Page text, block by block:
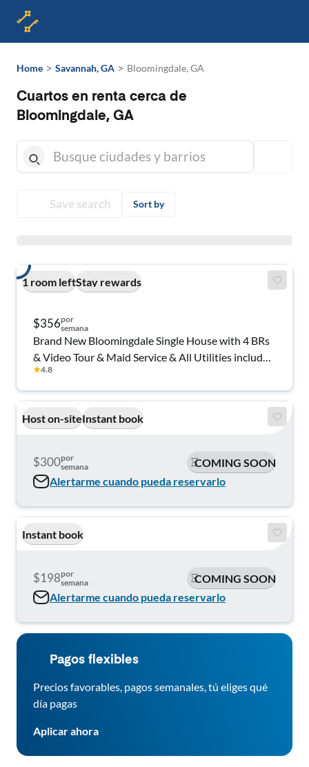
Home > Savannah, GA > Bloomingdale, GA
Cuartos en renta cerca de
Bloomingdale, GA
Save search Sort by
1 room leftStay rewards
$356por
semana
Brand New Bloomingdale Single House with 4 BRs
& Video Tour & Maid Service & All Utilities included
&Fast Internet
★4.8
Host on-siteInstant book
$300por
semana
COMING SOON
Alertarme cuando pueda reservarlo
Instant book
$198por
semana
COMING SOON
Alertarme cuando pueda reservarlo
Pagos flexibles
Precios favorables, pagos semanales, tú eliges qué
día pagas
Aplicar ahora